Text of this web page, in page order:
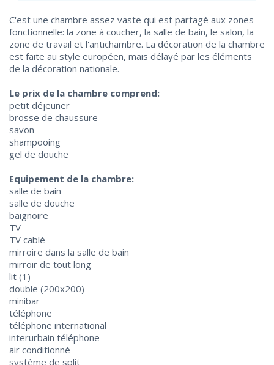
C'est une chambre assez vaste qui est partagé aux zones
fonctionnelle: la zone à coucher, la salle de bain, le salon, la
zone de travail et l'antichambre. La décoration de la chambre
est faite au style européen, mais délayé par les éléments
de la décoration nationale.
Le prix de la chambre comprend:
petit déjeuner
brosse de chaussure
savon
shampooing
gel de douche
Equipement de la chambre:
salle de bain
salle de douche
baignoire
TV
TV cablé
mirroire dans la salle de bain
mirroir de tout long
lit (1)
double (200х200)
minibar
téléphone
téléphone international
interurbain téléphone
air conditionné
système de split